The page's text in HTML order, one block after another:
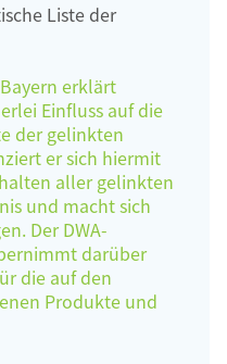
Liste der
erklärt
Einfluss auf die
der gelinkten
er sich hiermit
aller gelinkten
und macht sich
Der DWA-
darüber
die auf den
Produkte und